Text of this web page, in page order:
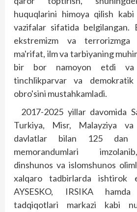
huquqlarini himoya qilish kabi
vazifalar sifatida belgilangan.
ekstremizm va terrorizmga
ma'rifat, ilm va tarbiyaning
bir bor namoyon etdi va
tinchlikparvar va
obro'sini mustahkamladi.
2017-2025 yillar davomida
Turkiya, Misr, Malayziya
davlatlar bilan 125 dan
memorandumlari
dinshunos va islomshunos
xalqaro tadbirlarda ishtirok
AYSESKO, IRSIKA
tadqiqotlari markazi kabi